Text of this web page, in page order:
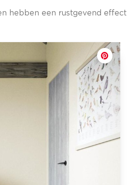
hebben een rustgevend effect